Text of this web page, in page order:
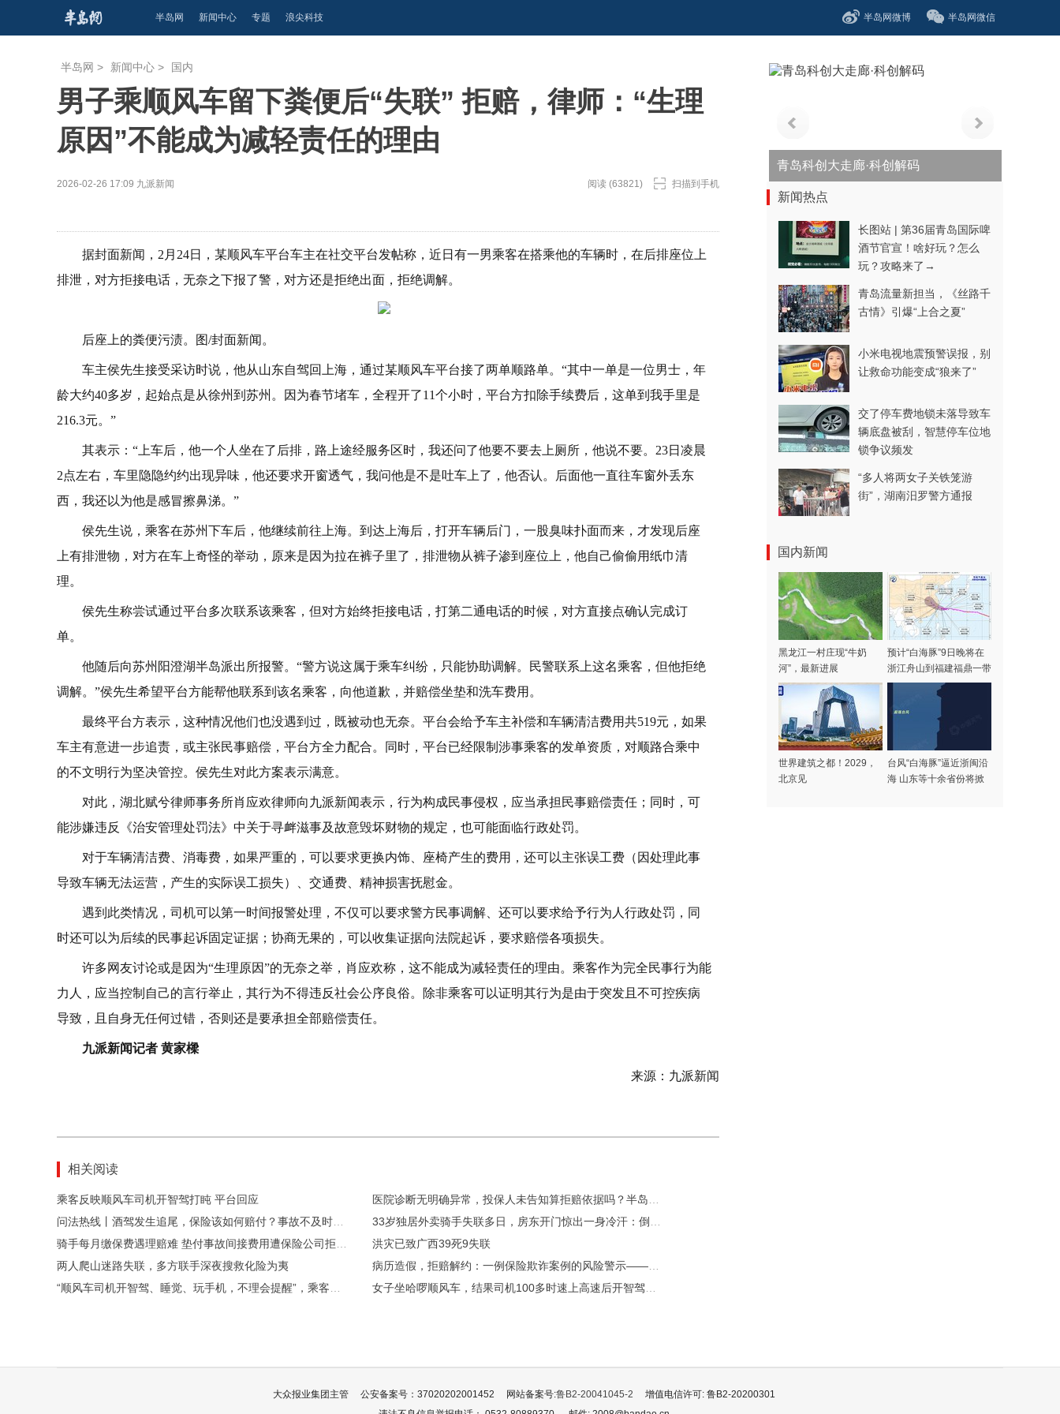
半岛网 新闻中心 专题 浪尖科技 半岛网微博 半岛网微信
半岛网 > 新闻中心 > 国内
男子乘顺风车留下粪便后“失联” 拒赔，律师：“生理
原因”不能成为减轻责任的理由
2026-02-26 17:09 九派新闻 阅读 (63821) 扫描到手机
据封面新闻，2月24日，某顺风车平台车主在社交平台发帖称，近日有一男乘客在搭乘他的车辆时，在后排座位上
排泄，对方拒接电话，无奈之下报了警，对方还是拒绝出面，拒绝调解。
后座上的粪便污渍。图/封面新闻。
车主侯先生接受采访时说，他从山东自驾回上海，通过某顺风车平台接了两单顺路单。“其中一单是一位男士，年
龄大约40多岁，起始点是从徐州到苏州。因为春节堵车，全程开了11个小时，平台方扣除手续费后，这单到我手里是
216.3元。”
其表示：“上车后，他一个人坐在了后排，路上途经服务区时，我还问了他要不要去上厕所，他说不要。23日凌晨
2点左右，车里隐隐约约出现异味，他还要求开窗透气，我问他是不是吐车上了，他否认。后面他一直往车窗外丢东
西，我还以为他是感冒擦鼻涕。”
侯先生说，乘客在苏州下车后，他继续前往上海。到达上海后，打开车辆后门，一股臭味扑面而来，才发现后座
上有排泄物，对方在车上奇怪的举动，原来是因为拉在裤子里了，排泄物从裤子渗到座位上，他自己偷偷用纸巾清
理。
侯先生称尝试通过平台多次联系该乘客，但对方始终拒接电话，打第二通电话的时候，对方直接点确认完成订
单。
他随后向苏州阳澄湖半岛派出所报警。“警方说这属于乘车纠纷，只能协助调解。民警联系上这名乘客，但他拒绝
调解。”侯先生希望平台方能帮他联系到该名乘客，向他道歉，并赔偿坐垫和洗车费用。
最终平台方表示，这种情况他们也没遇到过，既被动也无奈。平台会给予车主补偿和车辆清洁费用共519元，如果
车主有意进一步追责，或主张民事赔偿，平台方全力配合。同时，平台已经限制涉事乘客的发单资质，对顺路合乘中
的不文明行为坚决管控。侯先生对此方案表示满意。
对此，湖北赋兮律师事务所肖应欢律师向九派新闻表示，行为构成民事侵权，应当承担民事赔偿责任；同时，可
能涉嫌违反《治安管理处罚法》中关于寻衅滋事及故意毁坏财物的规定，也可能面临行政处罚。
对于车辆清洁费、消毒费，如果严重的，可以要求更换内饰、座椅产生的费用，还可以主张误工费（因处理此事
导致车辆无法运营，产生的实际误工损失）、交通费、精神损害抚慰金。
遇到此类情况，司机可以第一时间报警处理，不仅可以要求警方民事调解、还可以要求给予行为人行政处罚，同
时还可以为后续的民事起诉固定证据；协商无果的，可以收集证据向法院起诉，要求赔偿各项损失。
许多网友讨论或是因为“生理原因”的无奈之举，肖应欢称，这不能成为减轻责任的理由。乘客作为完全民事行为能
力人，应当控制自己的言行举止，其行为不得违反社会公序良俗。除非乘客可以证明其行为是由于突发且不可控疾病
导致，且自身无任何过错，否则还是要承担全部赔偿责任。
九派新闻记者 黄家樑
来源：九派新闻
相关阅读
乘客反映顺风车司机开智驾打盹 平台回应
洪灾已致广西39死9失联
两人爬山迷路失联，多方联手深夜搜救化险为夷
青岛科创大走廊·科创解码
新闻热点
长图站 | 第36届青岛国际啤
酒节官宣！啥好玩？怎么
玩？攻略来了→
青岛流量新担当，《丝路千
古情》引爆“上合之夏”
小米电视地震预警误报，别
让救命功能变成“狼来了”
交了停车费地锁未落导致车
辆底盘被刮，智慧停车位地
锁争议频发
“多人将两女子关铁笼游
街”，湖南汨罗警方通报
国内新闻
黑龙江一村庄现“牛奶
河”，最新进展
预计“白海豚”9日晚将在
浙江舟山到福建福鼎一带
沿海登陆
世界建筑之都！2029，
北京见
台风“白海豚”逼近浙闽沿
海 山东等十余省份将掀
大众报业集团主管 公安备案号：37020202001452 网站备案号:鲁B2-20041045-2
增值电信许可: 鲁B2-20200301